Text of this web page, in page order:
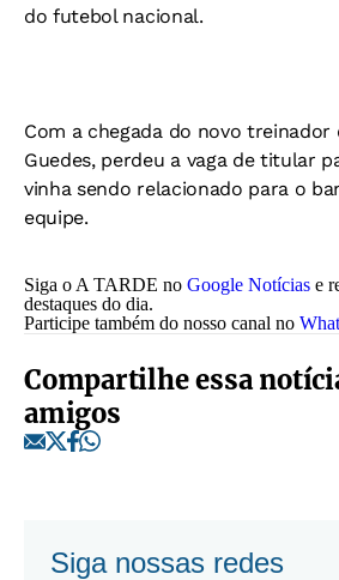
do futebol nacional.
Com a chegada do novo treinador
Guedes, perdeu a vaga de titular
vinha sendo relacionado para o
equipe.
Siga o A TARDE no Google Notícias e
destaques do dia.
Participe também do nosso canal no
Compartilhe essa
amigos
Siga nossas redes